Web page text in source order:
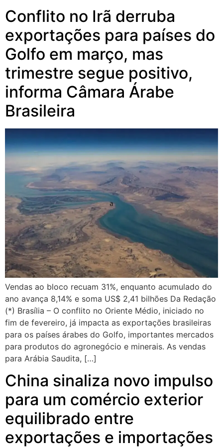
Conflito no Irã derruba
exportações para países do
Golfo em março, mas
trimestre segue positivo,
informa Câmara Árabe
Brasileira
Vendas ao bloco recuam 31%, enquanto acumulado do
ano avança 8,14% e soma US$ 2,41 bilhões Da Redação
(*) Brasília – O conflito no Oriente Médio, iniciado no
fim de fevereiro, já impacta as exportações brasileiras
para os países árabes do Golfo, importantes mercados
para produtos do agronegócio e minerais. As vendas
para Arábia Saudita, […]
China sinaliza novo impulso
para um comércio exterior
equilibrado entre
exportações e importações